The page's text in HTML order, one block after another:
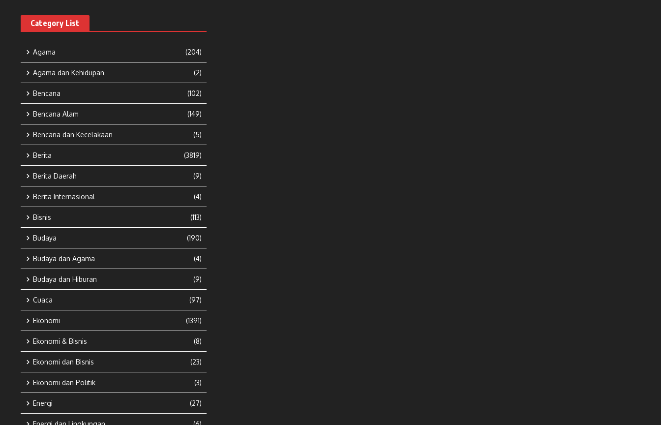
Category List
Agama (204)
Agama dan Kehidupan (2)
Bencana (102)
Bencana Alam (149)
Bencana dan Kecelakaan (5)
Berita (3819)
Berita Daerah (9)
Berita Internasional (4)
Bisnis (113)
Budaya (190)
Budaya dan Agama (4)
Budaya dan Hiburan (9)
Cuaca (97)
Ekonomi (1391)
Ekonomi & Bisnis (8)
Ekonomi dan Bisnis (23)
Ekonomi dan Politik (3)
Energi (27)